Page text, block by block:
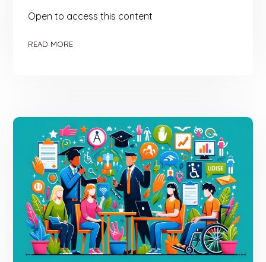
Open to access this content
READ MORE